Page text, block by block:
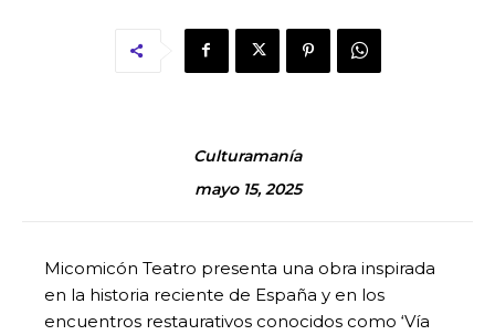
Culturamanía
mayo 15, 2025
Micomicón Teatro presenta una obra inspirada
en la historia reciente de España y en los
encuentros restaurativos conocidos como ‘Vía